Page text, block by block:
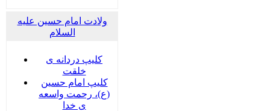
ولادت امام حسین علیه
السلام
کلیپ دردانه ی
خلقت
کلیپ امام حسین
(ع)، رحمت واسعه
ی خدا